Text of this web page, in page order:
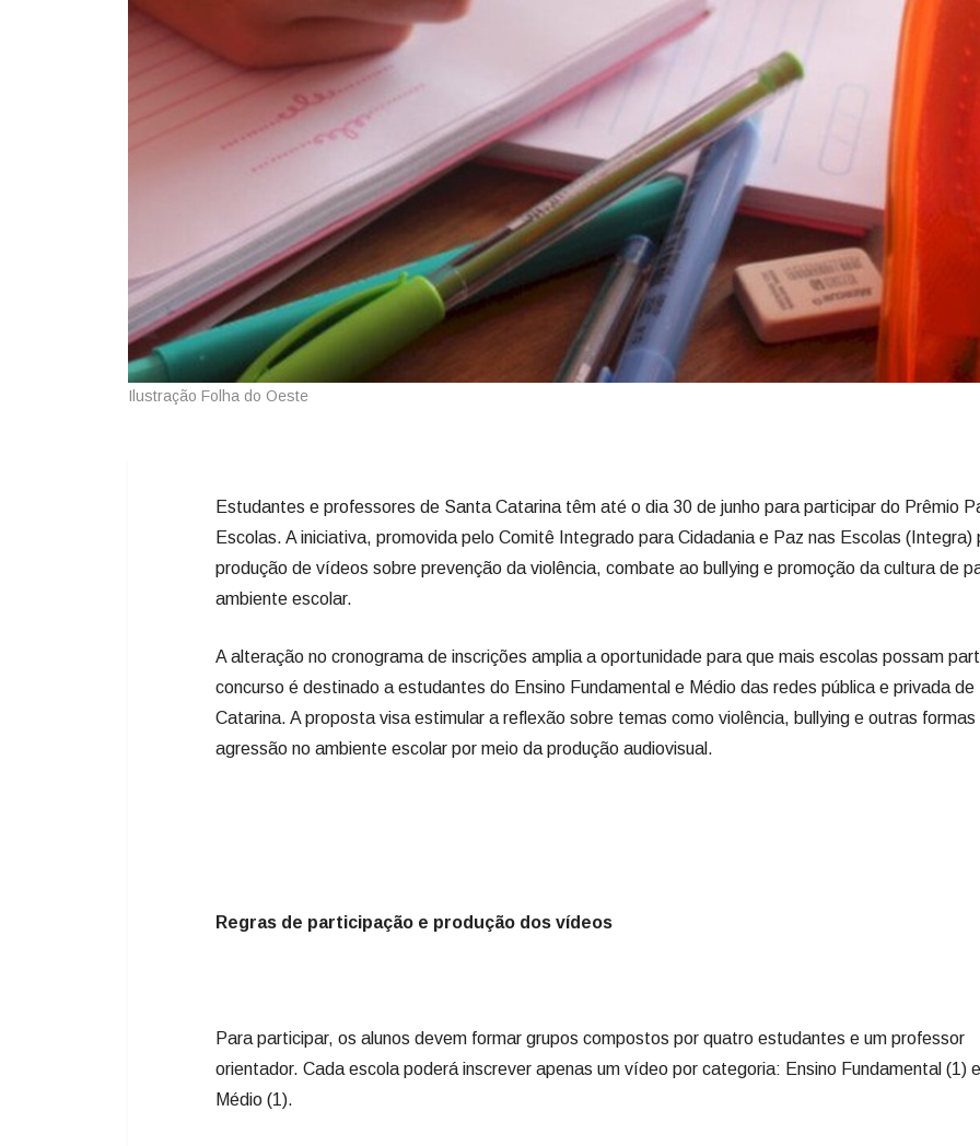
Ilustração Folha do Oeste
Estudantes e professores de Santa Catarina têm até o dia 30 de junho para participar do Prêmio
Escolas. A iniciativa, promovida pelo Comitê Integrado para Cidadania e Paz nas Escolas (Integra)
produção de vídeos sobre prevenção da violência, combate ao bullying e promoção da cultura de
ambiente escolar.
A alteração no cronograma de inscrições amplia a oportunidade para que mais escolas possam
concurso é destinado a estudantes do Ensino Fundamental e Médio das redes pública e privada de
Catarina. A proposta visa estimular a reflexão sobre temas como violência, bullying e outras formas
agressão no ambiente escolar por meio da produção audiovisual.
Regras de participação e produção dos vídeos
Para participar, os alunos devem formar grupos compostos por quatro estudantes e um professor
orientador. Cada escola poderá inscrever apenas um vídeo por categoria: Ensino Fundamental (1)
Médio (1).